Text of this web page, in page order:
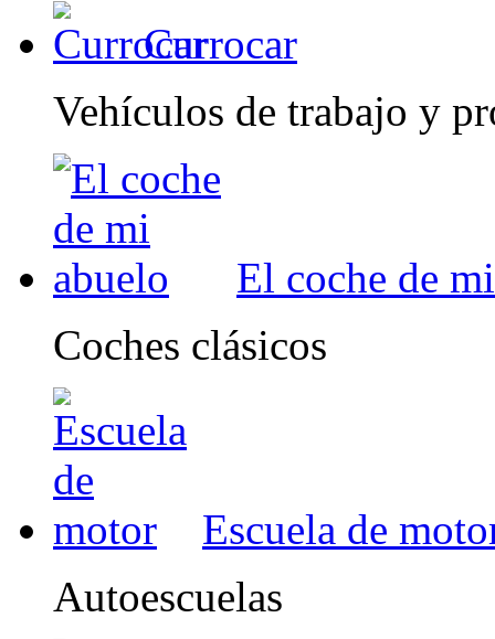
Currocar
Vehículos de trabajo y
El coche de
Coches clásicos
Escuela de
Autoescuelas